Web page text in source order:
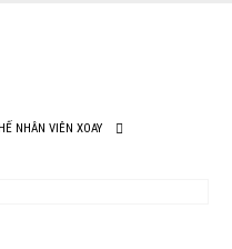
NHÂN VIÊN XOAY